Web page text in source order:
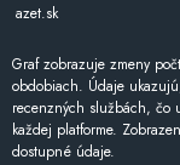
azet.sk
Graf zobrazuje zmeny
obdobiach. Údaje
recenzných službách, čo
každej platforme.
dostupné údaje.